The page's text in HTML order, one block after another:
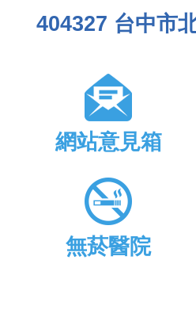
404327 台中市
網站意見箱
無菸醫院